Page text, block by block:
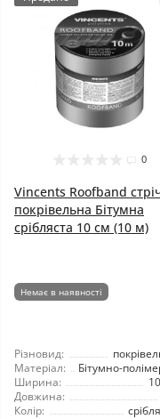
0
Vincents Roofband
покрівельна Бітумна
срібляста 10 см (10 м)
Немає в наявності
Різновид:
Матеріал:
Бітумно-
Ширина:
Довжина:
Колір: